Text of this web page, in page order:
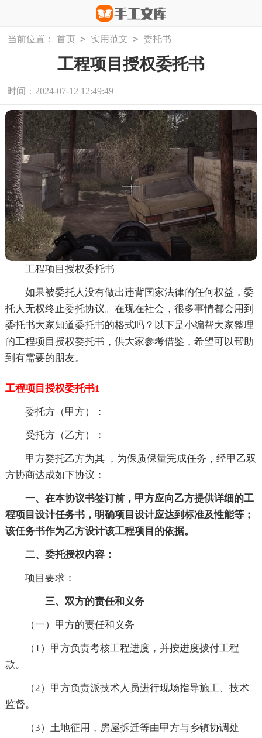
当前位置： 首页 > 实用范文 > 委托书
工程项目授权委托书
时间：2024-07-12 12:49:49
工程项目授权委托书
如果被委托人没有做出违背国家法律的任何权益，委
托人无权终止委托协议。在现在社会，很多事情都会用到
委托书大家知道委托书的格式吗？以下是小编帮大家整理
的工程项目授权委托书，供大家参考借鉴，希望可以帮助
到有需要的朋友。
工程项目授权委托书1
委托方（甲方）：
受托方（乙方）：
甲方委托乙方为其 ，为保质保量完成任务，经甲乙双
方协商达成如下协议：
一、在本协议书签订前，甲方应向乙方提供详细的工
程项目设计任务书，明确项目设计应达到标准及性能等；
该任务书作为乙方设计该工程项目的依据。
二、委托授权内容：
项目要求：
三、双方的责任和义务
（一）甲方的责任和义务
（1）甲方负责考核工程进度，并按进度拨付工程
款。
（2）甲方负责派技术人员进行现场指导施工、技术
监督。
（3）土地征用，房屋拆迁等由甲方与乡镇协调处